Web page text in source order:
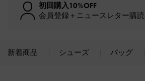
初回購入10%OFF
会員登録＋ニュースレター購読
新着商品 シューズ バッグ